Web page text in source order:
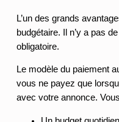
L’un des grands
budgétaire. Il n’y a pas
obligatoire.
Le modèle du paiement
vous ne payez que
avec votre annonce.